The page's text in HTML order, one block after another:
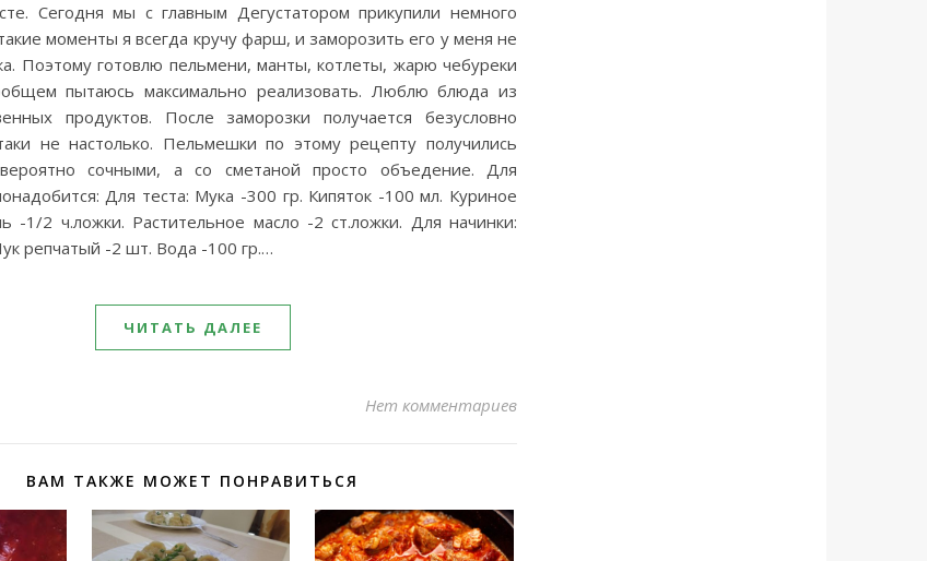
Сегодня мы с главным Дегустатором прикупили немного
моменты я всегда кручу фарш, и заморозить его у меня не
Поэтому готовлю пельмени, манты, котлеты, жарю чебуреки
пытаюсь максимально реализовать. Люблю блюда из
продуктов. После заморозки получается безусловно
не настолько. Пельмешки по этому рецепту получились
сочными, а со сметаной просто объедение. Для
Для теста: Мука -300 гр. Кипяток -100 мл. Куриное
-1/2 ч.ложки. Растительное масло -2 ст.ложки. Для начинки:
репчатый -2 шт. Вода -100 гр.…
ЧИТАТЬ ДАЛЕЕ
Нет комментариев
ВАМ ТАКЖЕ МОЖЕТ ПОНРАВИТЬСЯ